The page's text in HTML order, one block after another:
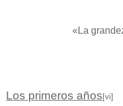
«La
Los primeros años[vi]